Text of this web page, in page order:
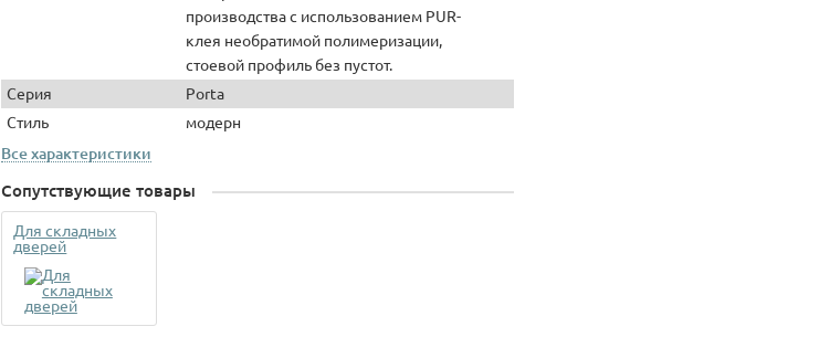
производства с использованием PUR-
клея необратимой полимеризации,
стоевой профиль без пустот.
Серия
Porta
Стиль
модерн
Все характеристики
Сопутствующие товары
Для складных
дверей